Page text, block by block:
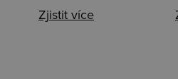
Zjistit více